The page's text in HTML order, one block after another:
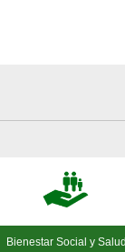
Bienestar Social y Salud